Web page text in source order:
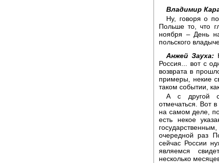
Владимир
Ну, говоря о
Польше то, что
ноября – День
польского
Анжей Зауха:
Россия... вот с
возврата в
примеры, некие
таком событии,
А с другой
отмечаться. Вот
на самом деле,
есть некое
очередной раз
сейчас России
являемся
несколько